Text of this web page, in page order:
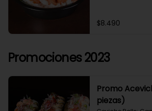
$8.490
Promociones 2023
Promo
piezas)